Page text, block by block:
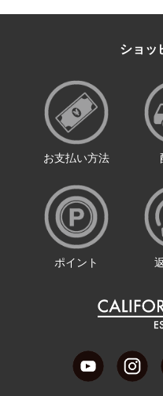
ショッ
お支払い方法
ポイント